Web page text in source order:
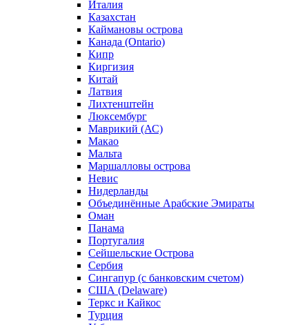
Италия
Казахстан
Каймановы острова
Канада (Ontario)
Кипр
Киргизия
Китай
Латвия
Лихтенштейн
Люксембург
Маврикий (АС)
Макао
Мальта
Маршалловы острова
Нeвис
Нидерланды
Объединённые Арабские Эмираты
Оман
Панама
Португалия
Сейшельские Острова
Сербия
Сингапур (c банковским счетом)
США (Delaware)
Теркс и Кайкос
Турция